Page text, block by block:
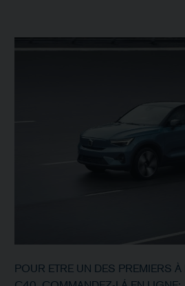
POUR ETRE UN DES PREMIERS